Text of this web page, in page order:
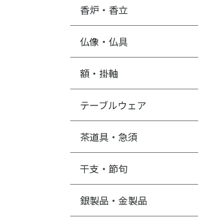
香炉・香立
仏像・仏具
額・掛軸
テーブルウェア
茶道具・急須
干支・節句
銀製品・金製品